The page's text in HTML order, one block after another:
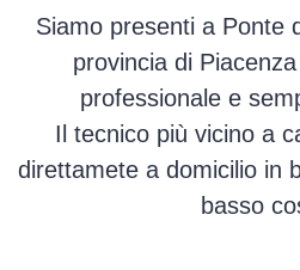
Siamo presenti a Ponte
provincia di
professionale e
Il tecnico più vicino a
direttamete a domicilio in
basso